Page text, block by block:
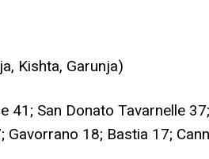
Kishta, Garunja)
41; San Donato Tavarnelle
18; Bastia 17;